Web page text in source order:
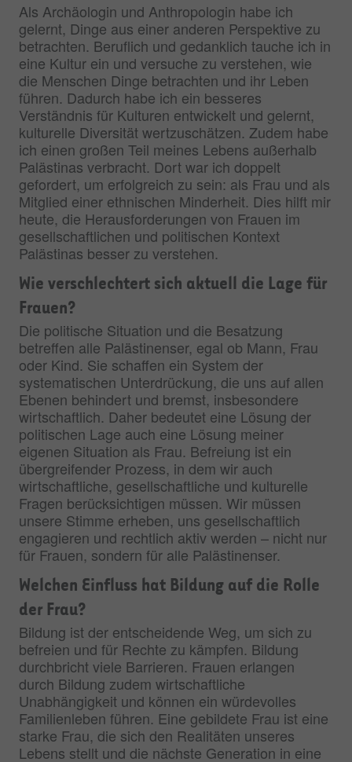
Als Archäologin und Anthropologin habe ich
gelernt, Dinge aus einer anderen Perspektive zu
betrachten. Beruflich und gedanklich tauche ich in
eine Kultur ein und versuche zu verstehen, wie
die Menschen Dinge betrachten und ihr Leben
führen. Dadurch habe ich ein besseres
Verständnis für Kulturen entwickelt und gelernt,
kulturelle Diversität wertzuschätzen. Zudem habe
ich einen großen Teil meines Lebens außerhalb
Palästinas verbracht. Dort war ich doppelt
gefordert, um erfolgreich zu sein: als Frau und als
Mitglied einer ethnischen Minderheit. Dies hilft mir
heute, die Herausforderungen von Frauen im
gesellschaftlichen und politischen Kontext
Palästinas besser zu verstehen.
Wie verschlechtert sich aktuell die Lage für
Frauen?
Die politische Situation und die Besatzung
betreffen alle Palästinenser, egal ob Mann, Frau
oder Kind. Sie schaffen ein System der
systematischen Unterdrückung, die uns auf allen
Ebenen behindert und bremst, insbesondere
wirtschaftlich. Daher bedeutet eine Lösung der
politischen Lage auch eine Lösung meiner
eigenen Situation als Frau. Befreiung ist ein
übergreifender Prozess, in dem wir auch
wirtschaftliche, gesellschaftliche und kulturelle
Fragen berücksichtigen müssen. Wir müssen
unsere Stimme erheben, uns gesellschaftlich
engagieren und rechtlich aktiv werden – nicht nur
für Frauen, sondern für alle Palästinenser.
Welchen Einfluss hat Bildung auf die Rolle
der Frau?
Bildung ist der entscheidende Weg, um sich zu
befreien und für Rechte zu kämpfen. Bildung
durchbricht viele Barrieren. Frauen erlangen
durch Bildung zudem wirtschaftliche
Unabhängigkeit und können ein würdevolles
Familienleben führen. Eine gebildete Frau ist eine
starke Frau, die sich den Realitäten unseres
Lebens stellt und die nächste Generation in eine